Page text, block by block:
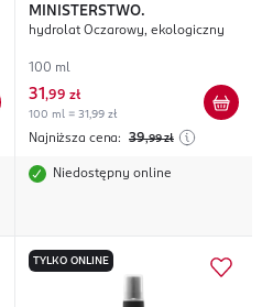
MINISTERSTWO.
hydrolat Oczarowy, ekologiczny
100 ml
31 ,99 zł
100 ml = 31,99 zł
Najniższa cena: 39,99 zł
Niedostępny online
TYLKO ONLINE